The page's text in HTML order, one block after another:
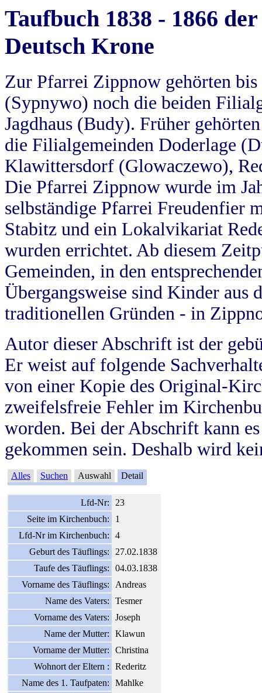
Taufbuch 1838 - 1866
Deutsch Krone
Zur Pfarrei Zippnow gehörten
(Sypnywo) noch die beiden
Jagdhaus (Budy). Früher
die Filialgemeinden Doderlage
Klawittersdorf (Glowaczewo),
Die Pfarrei Zippnow wurde im
selbständige Pfarrei Freudenfier
Stabitz und ein Lokalvikariat
wurden errichtet. Ab diesem
Gemeinden, in den
Übergangsweise sind Kinder aus
traditionellen Gründen - in
Autor dieser Abschrift ist der
Er weist auf folgende
von einer Kopie des Original-
zweifelsfreie Fehler im
worden. Bei der Abschrift kann
gekommen sein. Deshalb wird
Alles Suchen Auswahl Detail
Lfd-Nr:
23
Seite im Kirchenbuch:
1
Lfd-Nr im Kirchenbuch:
4
Geburt des Täuflings:
27.02.1838
Taufe des Täuflings:
04.03.1838
Vorname des Täuflings:
Andreas
Name des Vaters:
Tesmer
Vorname des Vaters:
Joseph
Name der Mutter:
Klawun
Vorname der Mutter:
Christina
Wohnort der Eltern :
Rederitz
Name des 1. Taufpaten:
Mahlke